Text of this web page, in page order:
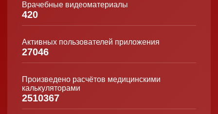
Врачебные видеоматериалы
420
Активных пользователей приложения
27046
Произведено расчётов медицинскими
калькуляторами
2510367